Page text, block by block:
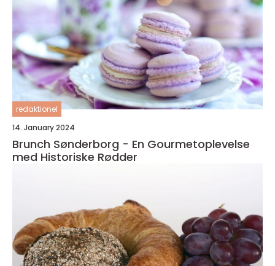
redaktionel
14. January 2024
Brunch Sønderborg - En Gourmetoplevelse
med Historiske Rødder